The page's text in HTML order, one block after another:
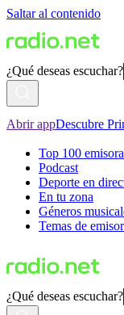
Saltar al contenido
¿Qué deseas escuchar?
Abrir appDescubre
Top 100
Podcast
Deporte en
En tu zona
Géneros
Temas de
¿Qué deseas escuchar?